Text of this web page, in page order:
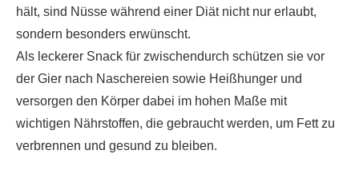
hält, sind Nüsse während einer Diät nicht nur erlaubt,
sondern besonders erwünscht.
Als leckerer Snack für zwischendurch schützen sie vor
der Gier nach Naschereien sowie Heißhunger und
versorgen den Körper dabei im hohen Maße mit
wichtigen Nährstoffen, die gebraucht werden, um Fett zu
verbrennen und gesund zu bleiben.